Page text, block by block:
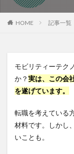
HOME 記事一覧
モビリティーテク
か？実は、この会
を遂げています。
転職を考えている
材料です。しかし
いことも。